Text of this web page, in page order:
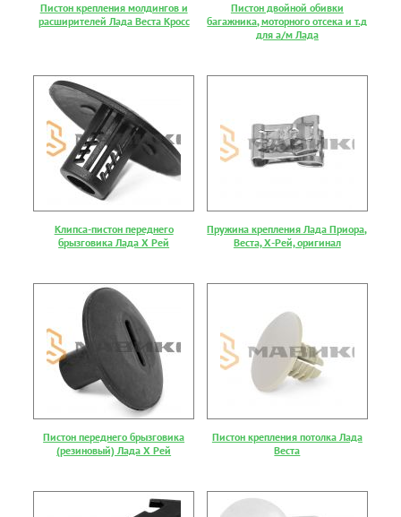
Пистон крепления молдингов и
расширителей Лада Веста Кросс
Пистон двойной обивки
багажника, моторного отсека и т.д
для а/м Лада
Клипса-пистон переднего
брызговика Лада Х Рей
Пружина крепления Лада Приора,
Веста, Х-Рей, оригинал
Пистон переднего брызговика
(резиновый) Лада Х Рей
Пистон крепления потолка Лада
Веста